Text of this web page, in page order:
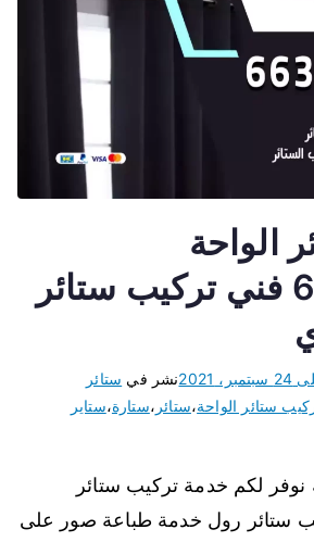
الواحة
66330441 فني تركيب ستائر
24 سبتمبر، 2021 نشر في ستائر
ستائر الواحة،ستائر ،ستارة،ستاير
نوفر لكم خدمة تركيب ستائر
ستائر رول خدمة طباعة صور على